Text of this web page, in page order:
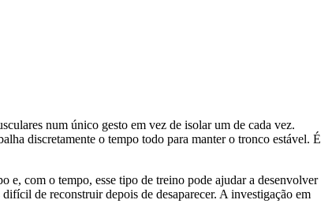
num único gesto em vez de isolar um de cada vez.
discretamente o tempo todo para manter o tronco estável. É
e, com o tempo, esse tipo de treino pode ajudar a desenvolver
de reconstruir depois de desaparecer. A investigação em